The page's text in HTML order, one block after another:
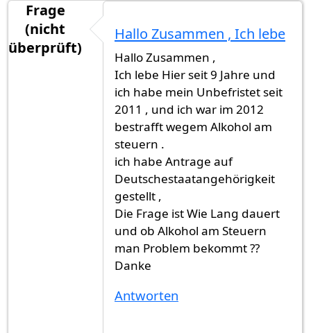
Frage
(nicht
überprüft)
Hallo Zusammen , Ich lebe
Hallo Zusammen ,
Ich lebe Hier seit 9 Jahre und
ich habe mein Unbefristet seit
2011 , und ich war im 2012
bestrafft wegem Alkohol am
steuern .
ich habe Antrage auf
Deutschestaatangehörigkeit
gestellt ,
Die Frage ist Wie Lang dauert
und ob Alkohol am Steuern
man Problem bekommt ??
Danke
Antworten